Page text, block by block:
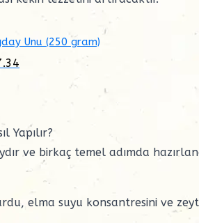
Unu (250 gram)
Yapılır?
ve birkaç temel adımda
elma suyu konsantresini ve